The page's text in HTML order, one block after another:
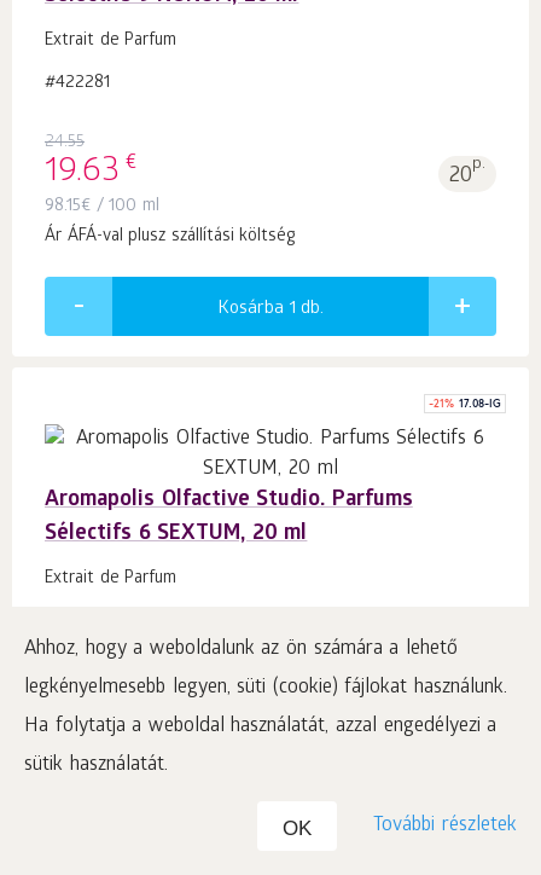
Ahhoz, hogy a weboldalunk az ön számára a lehető
legkényelmesebb legyen, süti (cookie) fájlokat használunk.
Ha folytatja a weboldal használatát, azzal engedélyezi a
sütik használatát.
OK További részletek
Extrait de Parfum
#422281
24.55
19.63 € 20p.
98.15€ / 100 ml
Ár ÁFÁ-val plusz szállítási költség
Kosárba 1 db.
-21% 17.08-IG
Aromapolis Olfactive Studio. Parfums
Sélectifs 6 SEXTUM, 20 ml
Extrait de Parfum
24.55
19.63
Ár ÁFÁ-val plusz szállítási költség